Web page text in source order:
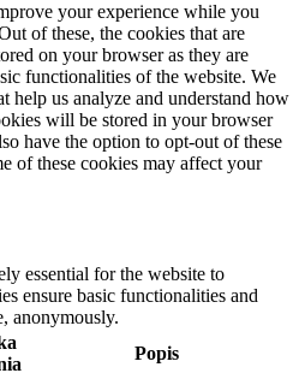
your experience while you
of these, the cookies that are
on your browser as they are
functionalities of the website. We
help us analyze and understand how
will be stored in your browser
have the option to opt-out of these
of these cookies may affect your
essential for the website to
ensure basic functionalities and
anonymously.
Popis